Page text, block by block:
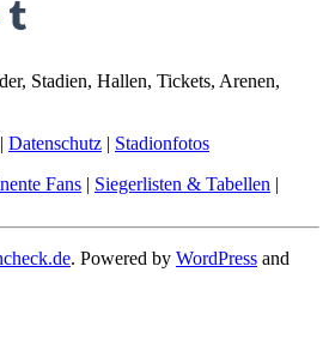
Stadien, Hallen, Tickets, Arenen,
| Datenschutz | Stadionfotos
Fans | Siegerlisten & Tabellen |
. Powered by WordPress and